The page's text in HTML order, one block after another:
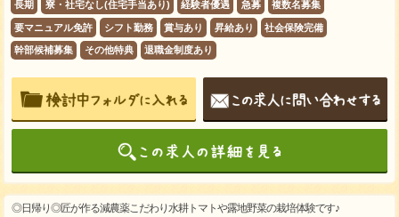
長期 寮・社宅なし(住宅手当あり) 経験者優遇 急募 複数名募集
要マニュアル免許 シフト勤務 賞与あり 昇給あり 社会保険完備
幹部候補募集 その他特典 退職金制度あり
◎日帰り◎匠が作る減農薬こだわり水耕トマトや露地野菜の栽培体験です♪